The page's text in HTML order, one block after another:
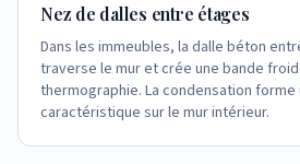
Nez de dalles entre étages
Dans les immeubles, la dalle béton
traverse le mur et crée une bande
thermographie. La condensation
caractéristique sur le mur intérieur.